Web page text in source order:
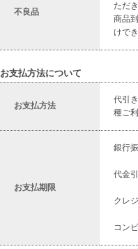
不良品
ただ
商品
けで
お支払方法について
お支払方法
代引
種ご
お支払期限
銀行
代金
クレ
コン